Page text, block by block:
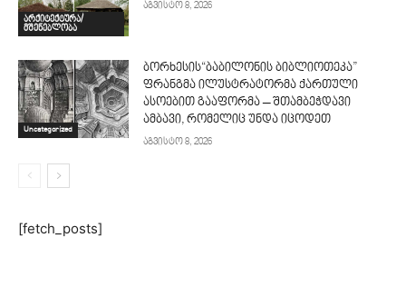
არქიტექტურა/
მშენებლობა
აგვისტო 8, 2026
Uncategorized
ბორხესის“ბაბილონის ბიბლიოთეკა”
ფრანგმა ილუსტრატორმა ქართული
ასოებით გააფორმა – შთამბეჭდავი
ამბავი, რომელიც უნდა იცოდეთ
აგვისტო 8, 2026
[fetch_posts]